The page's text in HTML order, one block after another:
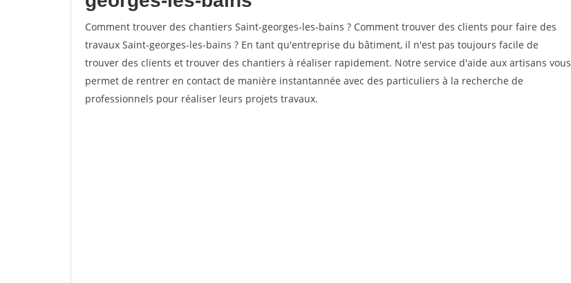
Comment trouver des chantiers Saint-georges-les-bains ? Comment trouver des clients pour faire des
travaux Saint-georges-les-bains ? En tant qu'entreprise du bâtiment, il n'est pas toujours facile de
trouver des clients et trouver des chantiers à réaliser rapidement. Notre service d'aide aux artisans vous
permet de rentrer en contact de manière instantannée avec des particuliers à la recherche de
professionnels pour réaliser leurs projets travaux.